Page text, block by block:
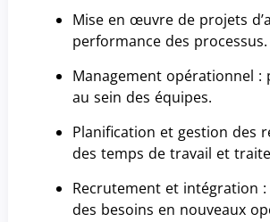
Mise en œuvre de projets
performance des processus.
Management opérationnel
au sein des équipes.
Planification et gestion des
des temps de travail et
Recrutement et intégration
des besoins en nouveaux